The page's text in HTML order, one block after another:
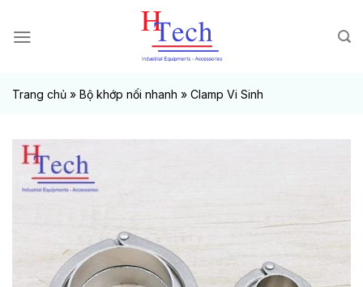
đến
Trang chủ » Bộ khớp nối nhanh » Clamp Vi Sinh